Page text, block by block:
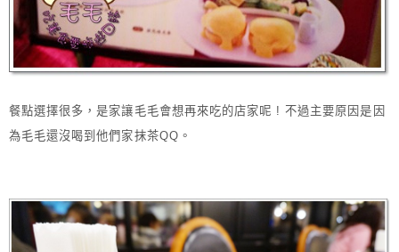
餐點選擇很多，是家讓毛毛會想再來吃的店家呢 ! 不過主要原因是因
為毛毛還沒喝到他們家抹茶QQ。